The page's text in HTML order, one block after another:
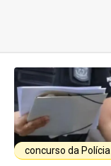
concurso da Polícia